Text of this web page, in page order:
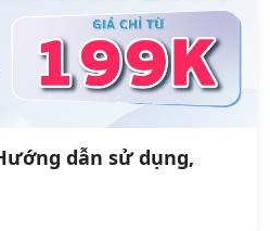
dẫn sử dụng,